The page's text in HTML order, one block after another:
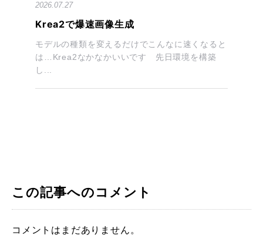
2026.07.27
Krea2で爆速画像生成
モデルの種類を変えるだけでこんなに速くなると
は…Krea2なかなかいいです 先日環境を構築
し...
この記事へのコメント
コメントはまだありません。